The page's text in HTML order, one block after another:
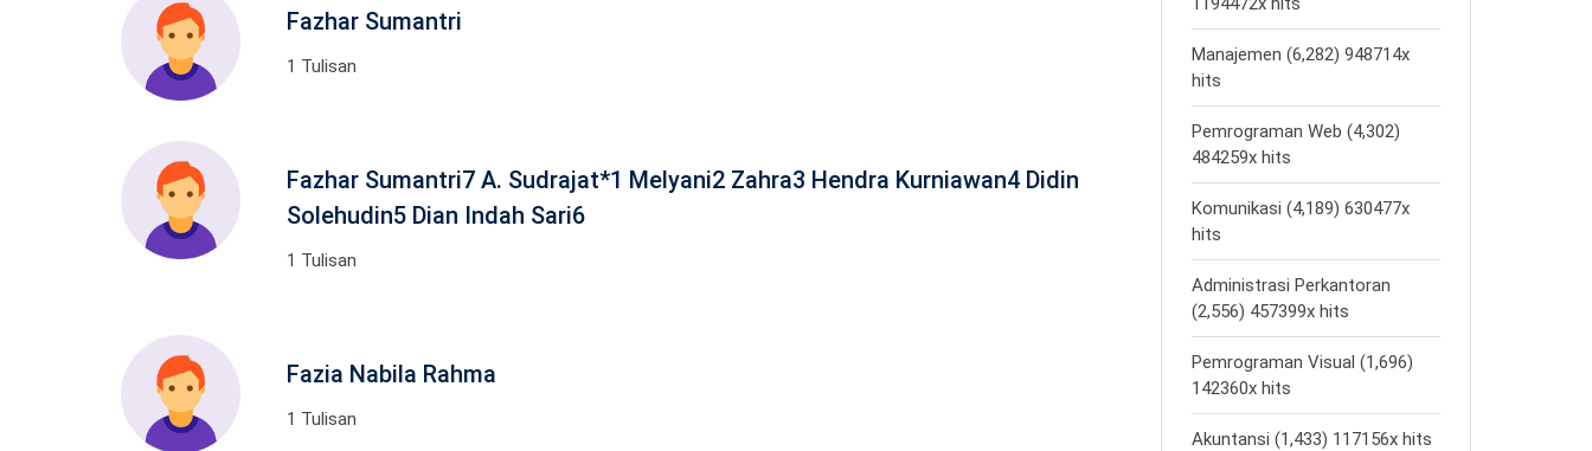
Fazhar Sumantri
1 Tulisan
Fazhar Sumantri7 A. Sudrajat*1 Melyani2 Zahra3 Hendra Kurniawan4 Didin
Solehudin5 Dian Indah Sari6
1 Tulisan
Fazia Nabila Rahma
1 Tulisan
Manajemen (6,282) 948714x
hits
Pemrograman Web (4,302)
484259x hits
Komunikasi (4,189) 630477x
hits
Administrasi Perkantoran
(2,556) 457399x hits
Pemrograman Visual (1,696)
142360x hits
Akuntansi (1,433) 117156x hits